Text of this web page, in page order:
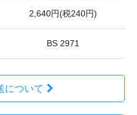
2,640円(税240円)
BS 2971
について